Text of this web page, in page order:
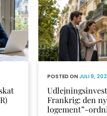
POSTED ONJULI 9,
Frankrig: den
logement”-